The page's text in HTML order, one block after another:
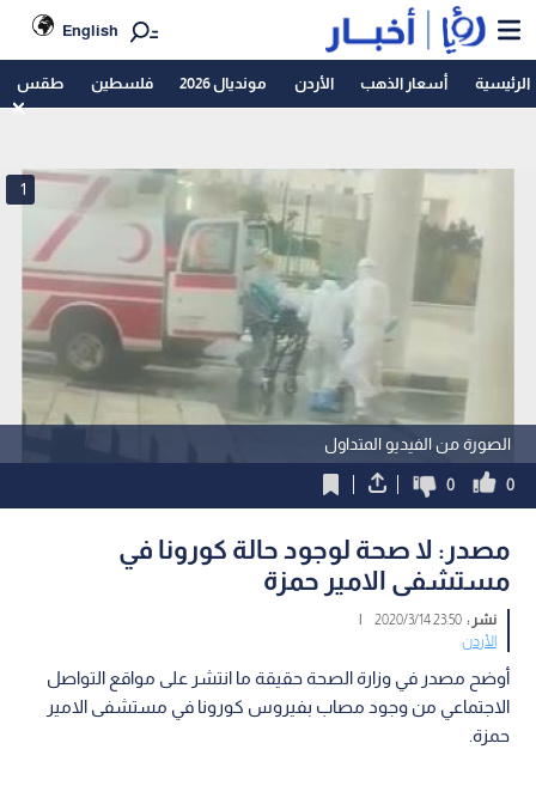
English
الرئيسية أسعار الذهب الأردن مونديال 2026 فلسطين طقس
الصورة من الفيديو المتداول
1
0
0
مصدر: لا صحة لوجود حالة كورونا في
مستشفى الامير حمزة
نشر :23:50 2020/3/14
|
الأردن
أوضح مصدر في وزارة الصحة حقيقة ما انتشر على مواقع التواصل
الاجتماعي من وجود مصاب بفيروس كورونا في مستشفى الامير
حمزة.